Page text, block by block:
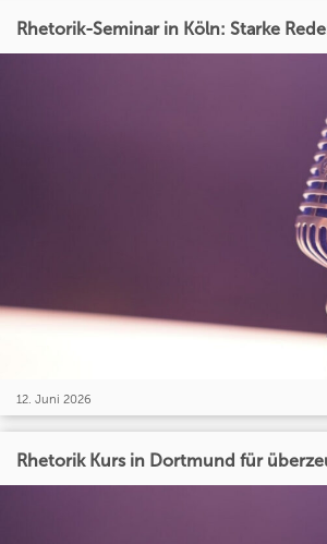
Rhetorik-Seminar in Köln: Starke
12. Juni 2026
Rhetorik Kurs in Dortmund für